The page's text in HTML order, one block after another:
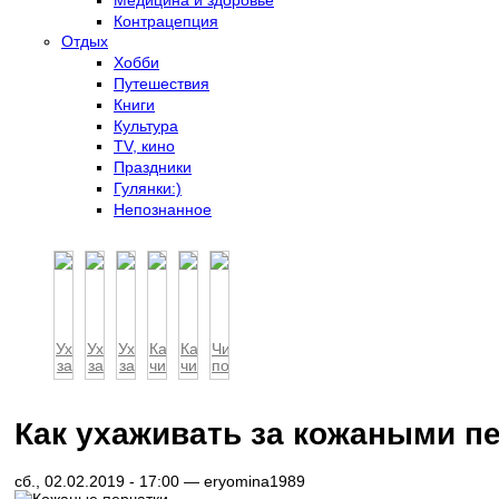
Контрацепция
Отдых
Хобби
Путешествия
Книги
Культура
TV, кино
Праздники
Гулянки:)
Непознанное
Уход
за
ювелирными
Уход
за
кожаной
Уход
за
ювелирными
Как
чистить
золотые
Как
чистить
серебро
Чистка
позолоченного
серебра
Как ухаживать за кожаными
сб., 02.02.2019 - 17:00 — eryomina1989